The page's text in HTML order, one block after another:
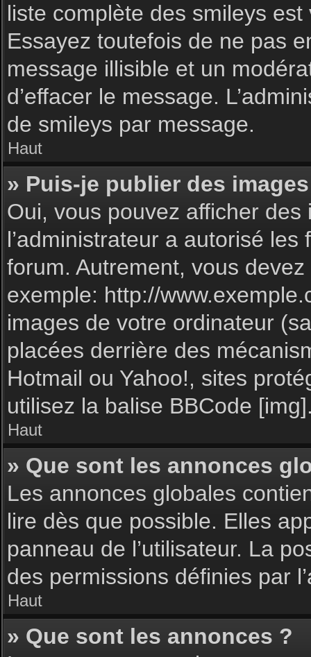
liste complète des smileys
Essayez toutefois de ne pas
message illisible et un
d’effacer le message.
de smileys par message.
Haut
» Puis-je publier des
Oui, vous pouvez afficher
l’administrateur a autorisé
forum. Autrement, vous
exemple: http://
images de votre ordinateur
placées derrière des
Hotmail ou Yahoo!, sites
utilisez la balise BBCode
Haut
» Que sont les annonces
Les annonces globales
lire dès que possible. Elles
panneau de l’utilisateur. La
des permissions définies par
Haut
» Que sont les annonces ?